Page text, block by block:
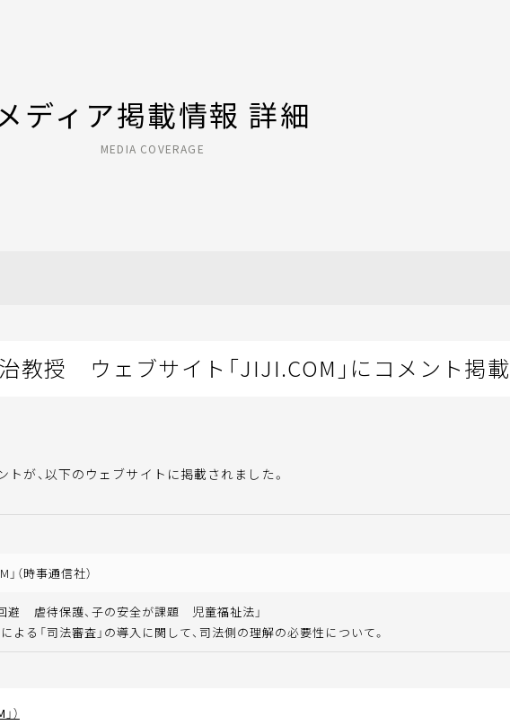
ディア掲載情報 詳細
MEDIA COVERAGE
教授 ウェブサイト「JIJI.COM」にコメント掲載
トが、以下のウェブサイトに掲載されました。
（時事通信社）
避 虐待保護、子の安全が課題 児童福祉法」
よる「司法審査」の導入に関して、司法側の理解の必要性について。
）